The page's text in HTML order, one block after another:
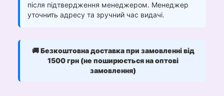
після підтвердження менеджером. Менеджер
уточнить адресу та зручний час видачі.
🚚Безкоштовна доставка при замовленні від
1500 грн (не поширюється на оптові
замовлення)